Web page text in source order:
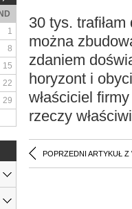
30 tys.
można
zdaniem
horyzont i
właściciel
rzeczy
POPRZEDNI ARTYKUŁ Z
1
8
15
22
29